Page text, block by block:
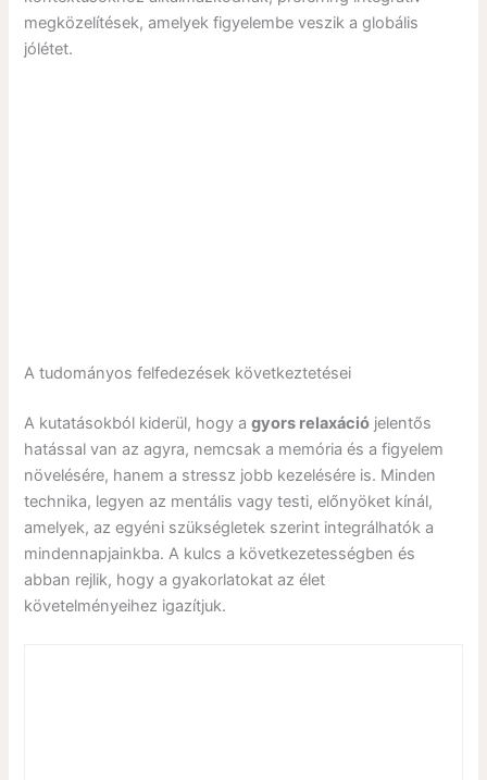
megközelítések, amelyek figyelembe veszik a globális
jólétet.
A tudományos felfedezések következtetései
A kutatásokból kiderül, hogy agyors relaxáció jelentős
hatással van az agyra, nemcsak a memória és a figyelem
növelésére, hanem a stressz jobb kezelésére is. Minden
technika, legyen az mentális vagy testi, előnyöket kínál,
amelyek, az egyéni szükségletek szerint integrálhatók a
mindennapjainkba. A kulcs a következetességben és
abban rejlik, hogy a gyakorlatokat az élet
követelményeihez igazítjuk.